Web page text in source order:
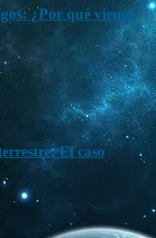
¿Por qué vienen
El caso